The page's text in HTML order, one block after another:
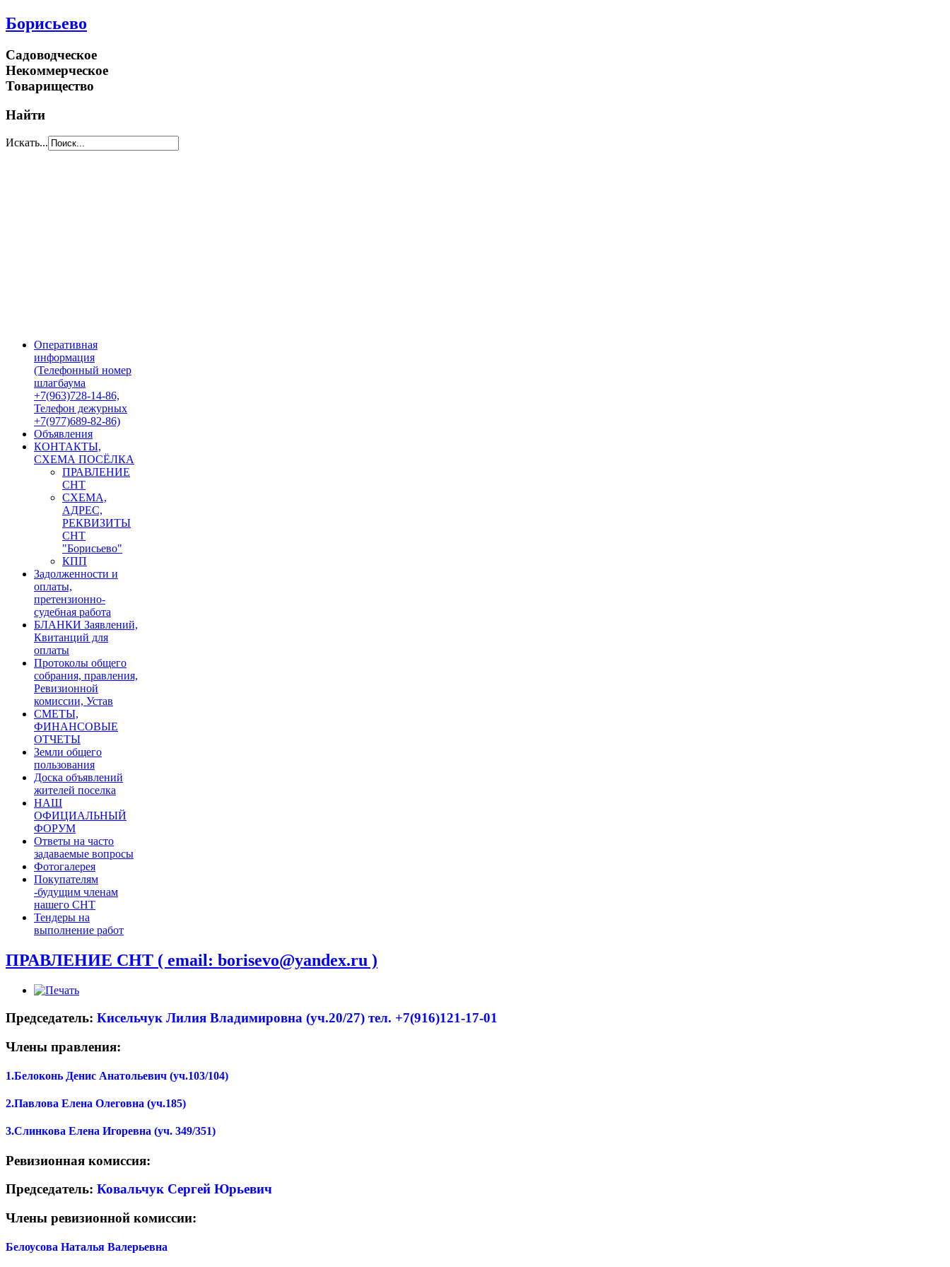
Борисьево
Садоводческое
Некоммерческое
Товарищество
Найти
Искать...
Оперативная
информация
(Телефонный номер
шлагбаума
+7(963)728-14-86,
Телефон дежурных
+7(977)689-82-86)
Объявления
КОНТАКТЫ,
СХЕМА ПОСЁЛКА
ПРАВЛЕНИЕ
СНТ
СХЕМА,
АДРЕС,
РЕКВИЗИТЫ
СНТ
"Борисьево"
КПП
Задолженности и
оплаты,
претензионно-
судебная работа
БЛАНКИ Заявлений,
Квитанций для
оплаты
Протоколы общего
собрания, правления,
Ревизионной
комиссии, Устав
СМЕТЫ,
ФИНАНСОВЫЕ
ОТЧЕТЫ
Земли общего
пользования
Доска объявлений
жителей поселка
НАШ
ОФИЦИАЛЬНЫЙ
ФОРУМ
Ответы на часто
задаваемые вопросы
Фотогалерея
Покупателям
-будущим членам
нашего СНТ
Тендеры на
выполнение работ
ПРАВЛЕНИЕ СНТ ( email: borisevo@yandex.ru )
Председатель: Кисельчук Лилия Владимировна (уч.20/27) тел. +7(916)121-17-01
Члены правления:
1.Белоконь Денис Анатольевич (уч.103/104)
2.Павлова Елена Олеговна (уч.185)
3.Слинкова Елена Игоревна (уч. 349/351)
Ревизионная комиссия:
Председатель: Ковальчук Сергей Юрьевич
Члены ревизионной комиссии:
Белоусова Наталья Валерьевна